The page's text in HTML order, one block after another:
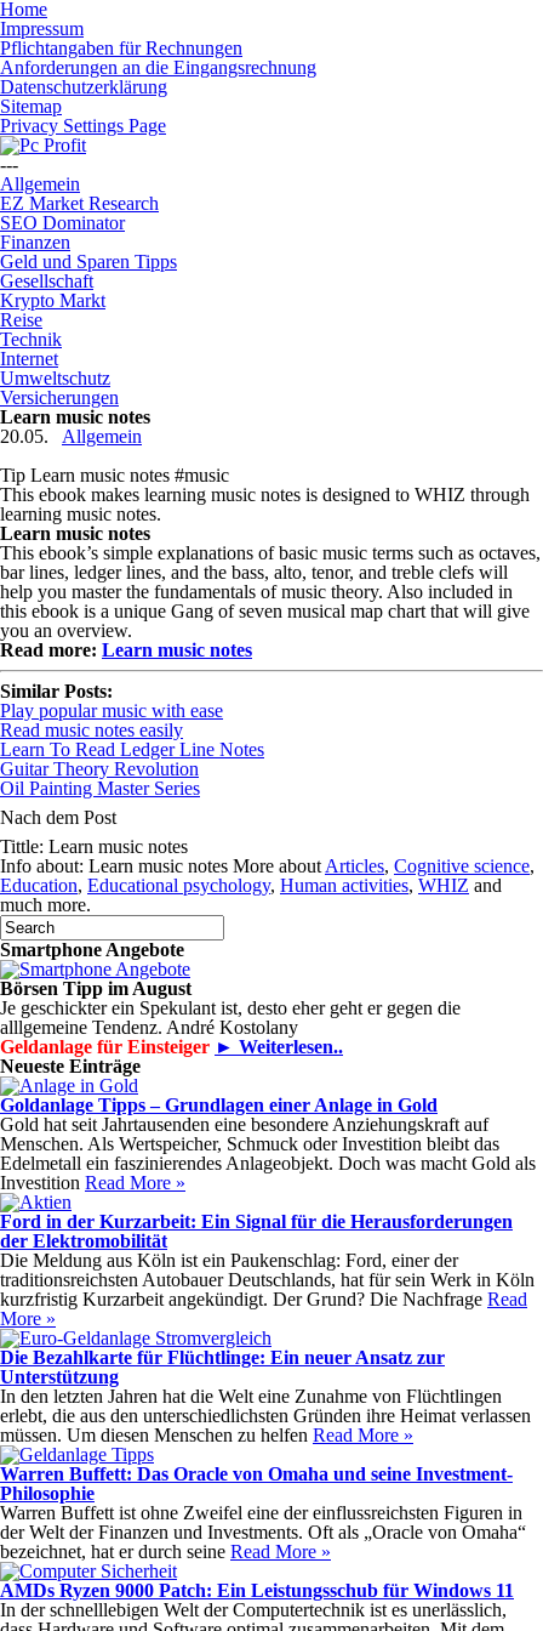
Home
Impressum
Pflichtangaben für Rechnungen
Anforderungen an die Eingangsrechnung
Datenschutzerklärung
Sitemap
Privacy Settings Page
---
Allgemein
EZ Market Research
SEO Dominator
Finanzen
Geld und Sparen Tipps
Gesellschaft
Krypto Markt
Reise
Technik
Internet
Umweltschutz
Versicherungen
Learn music notes
20.05.
Allgemein
Tip Learn music notes #music
This ebook makes learning music notes is designed to WHIZ through
learning music notes.
Learn music notes
This ebook’s simple explanations of basic music terms such as octaves,
bar lines, ledger lines, and the bass, alto, tenor, and treble clefs will
help you master the fundamentals of music theory. Also included in
this ebook is a unique Gang of seven musical map chart that will give
you an overview.
Read more: Learn music notes
Similar Posts:
Play popular music with ease
Read music notes easily
Learn To Read Ledger Line Notes
Guitar Theory Revolution
Oil Painting Master Series
Nach dem Post
Tittle: Learn music notes
Info about: Learn music notes More about Articles, Cognitive science,
Education, Educational psychology, Human activities, WHIZ and
much more.
Smartphone Angebote
Börsen Tipp im August
Je geschickter ein Spekulant ist, desto eher geht er gegen die
alllgemeine Tendenz. André Kostolany
Geldanlage für Einsteiger ► Weiterlesen..
Neueste Einträge
Goldanlage Tipps – Grundlagen einer Anlage in Gold
Gold hat seit Jahrtausenden eine besondere Anziehungskraft auf
Menschen. Als Wertspeicher, Schmuck oder Investition bleibt das
Edelmetall ein faszinierendes Anlageobjekt. Doch was macht Gold als
Investition Read More »
Ford in der Kurzarbeit: Ein Signal für die Herausforderungen
der Elektromobilität
Die Meldung aus Köln ist ein Paukenschlag: Ford, einer der
traditionsreichsten Autobauer Deutschlands, hat für sein Werk in Köln
kurzfristig Kurzarbeit angekündigt. Der Grund? Die Nachfrage Read
More »
Die Bezahlkarte für Flüchtlinge: Ein neuer Ansatz zur
Unterstützung
In den letzten Jahren hat die Welt eine Zunahme von Flüchtlingen
erlebt, die aus den unterschiedlichsten Gründen ihre Heimat verlassen
müssen. Um diesen Menschen zu helfen Read More »
Warren Buffett: Das Oracle von Omaha und seine Investment-
Philosophie
Warren Buffett ist ohne Zweifel eine der einflussreichsten Figuren in
der Welt der Finanzen und Investments. Oft als „Oracle von Omaha“
bezeichnet, hat er durch seine Read More »
AMDs Ryzen 9000 Patch: Ein Leistungsschub für Windows 11
In der schnelllebigen Welt der Computertechnik ist es unerlässlich,